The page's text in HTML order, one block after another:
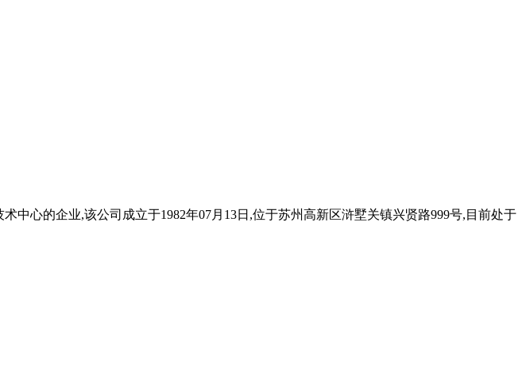
心的企业,该公司成立于1982年07月13日,位于苏州高新区浒墅关镇兴贤路999号,目前处于